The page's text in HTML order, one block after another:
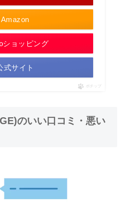
Amazon
ショッピング
式サイト
ポチップ
のいい口コミ・悪い